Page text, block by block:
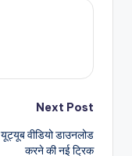
Next Post
वीडियो डाउनलोड
करने की नई ट्रिक